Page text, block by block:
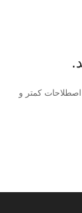
اصطلاحات کمتر و